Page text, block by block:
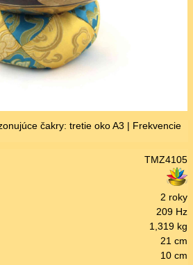
čakry: tretie oko A3 | Frekvencie
TMZ4105
2 roky
209 Hz
1,319 kg
21 cm
10 cm